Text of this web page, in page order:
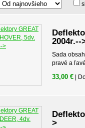
2004r.--
Sada
pravé a
33,00 € |
>